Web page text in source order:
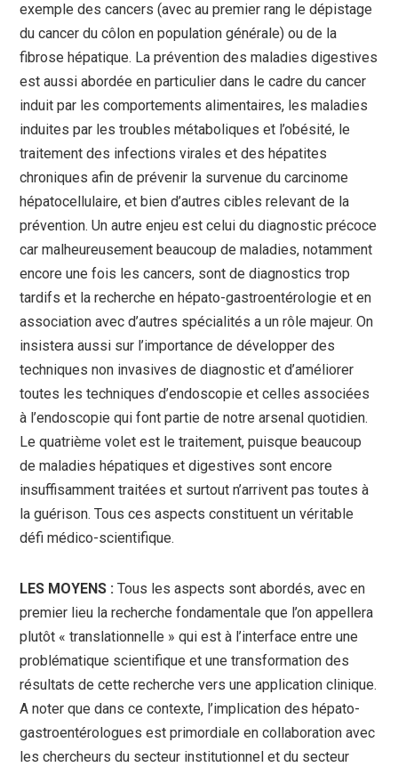
exemple des cancers (avec au premier rang le dépistage
du cancer du côlon en population générale) ou de la
fibrose hépatique. La prévention des maladies digestives
est aussi abordée en particulier dans le cadre du cancer
induit par les comportements alimentaires, les maladies
induites par les troubles métaboliques et l’obésité, le
traitement des infections virales et des hépatites
chroniques afin de prévenir la survenue du carcinome
hépatocellulaire, et bien d’autres cibles relevant de la
prévention. Un autre enjeu est celui du diagnostic précoce
car malheureusement beaucoup de maladies, notamment
encore une fois les cancers, sont de diagnostics trop
tardifs et la recherche en hépato-gastroentérologie et en
association avec d’autres spécialités a un rôle majeur. On
insistera aussi sur l’importance de développer des
techniques non invasives de diagnostic et d’améliorer
toutes les techniques d’endoscopie et celles associées
à l’endoscopie qui font partie de notre arsenal quotidien.
Le quatrième volet est le traitement, puisque beaucoup
de maladies hépatiques et digestives sont encore
insuffisamment traitées et surtout n’arrivent pas toutes à
la guérison. Tous ces aspects constituent un véritable
défi médico-scientifique.
LES MOYENS : Tous les aspects sont abordés, avec en
premier lieu la recherche fondamentale que l’on appellera
plutôt « translationnelle » qui est à l’interface entre une
problématique scientifique et une transformation des
résultats de cette recherche vers une application clinique.
A noter que dans ce contexte, l’implication des hépato-
gastroentérologues est primordiale en collaboration avec
les chercheurs du secteur institutionnel et du secteur